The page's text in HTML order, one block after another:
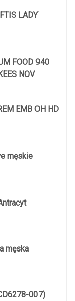
LADY
FOOD 940
NOV
EMB OH HD
męskie
męska
007)